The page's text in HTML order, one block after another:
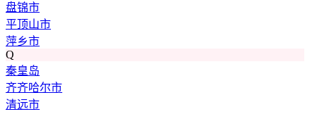
盘锦市
平顶山市
萍乡市
Q
秦皇岛
齐齐哈尔市
清远市